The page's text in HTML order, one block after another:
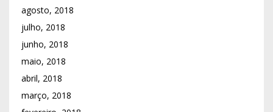
agosto, 2018
julho, 2018
junho, 2018
maio, 2018
abril, 2018
março, 2018